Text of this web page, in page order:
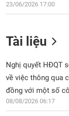
23/06/2026 17:00
Tài liệu
Nghị quyết HĐQT
về việc thông qua
đồng với một số
08/08/2026 06:17